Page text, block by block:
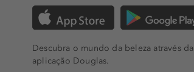
Descubra o mundo da beleza através da
aplicação Douglas.